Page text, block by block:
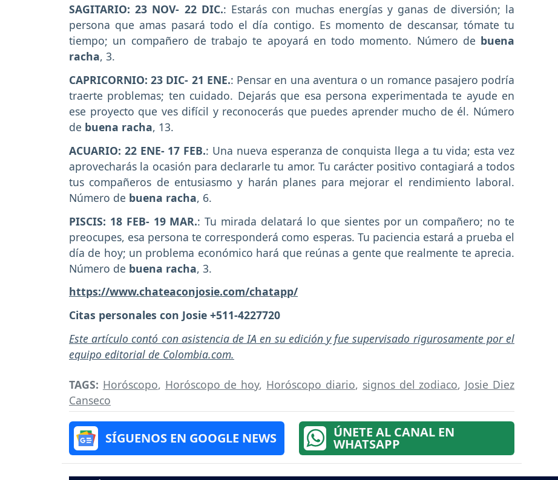
SAGITARIO: 23 NOV- 22 DIC.: Estarás con muchas energías y ganas de diversión; la
persona que amas pasará todo el día contigo. Es momento de descansar, tómate tu
tiempo; un compañero de trabajo te apoyará en todo momento. Número de buena
racha, 3.
CAPRICORNIO: 23 DIC- 21 ENE.: Pensar en una aventura o un romance pasajero podría
traerte problemas; ten cuidado. Dejarás que esa persona experimentada te ayude en
ese proyecto que ves difícil y reconocerás que puedes aprender mucho de él. Número
de buena racha, 13.
ACUARIO: 22 ENE- 17 FEB.: Una nueva esperanza de conquista llega a tu vida; esta vez
aprovecharás la ocasión para declararle tu amor. Tu carácter positivo contagiará a todos
tus compañeros de entusiasmo y harán planes para mejorar el rendimiento laboral.
Número de buena racha, 6.
PISCIS: 18 FEB- 19 MAR.: Tu mirada delatará lo que sientes por un compañero; no te
preocupes, esa persona te corresponderá como esperas. Tu paciencia estará a prueba el
día de hoy; un problema económico hará que reúnas a gente que realmente te aprecia.
Número de buena racha, 3.
https://www.chateaconjosie.com/chatapp/
Citas personales con Josie +511-4227720
Este artículo contó con asistencia de IA en su edición y fue supervisado rigurosamente por el
equipo editorial de Colombia.com.
TAGS: Horóscopo, Horóscopo de hoy, Horóscopo diario, signos del zodiaco, Josie Diez
Canseco
SÍGUENOS EN GOOGLE NEWS ÚNETE AL CANAL EN
WHATSAPP